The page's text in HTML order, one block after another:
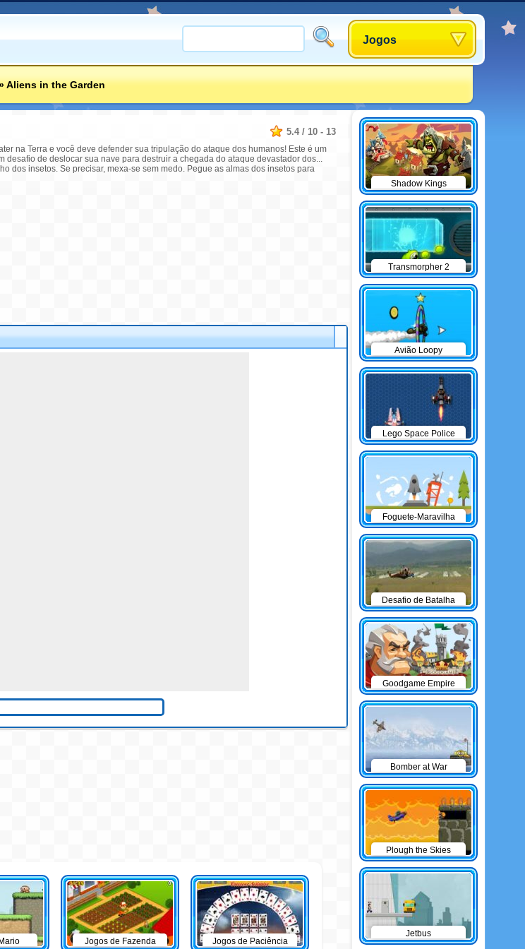
Jogos
Aliens in the Garden
5.4 / 10 - 13
na Terra e você deve defender sua tripulação do ataque dos humanos! Este é um
desafio de deslocar sua nave para destruir a chegada do ataque devastador dos...
dos insetos. Se precisar, mexa-se sem medo. Pegue as almas dos insetos para
Jogos de Fazenda Jogos de Paciência
Shadow Kings
Transmorpher 2
Avião Loopy
Lego Space Police
Foguete-Maravilha
Desafio de Batalha
Goodgame Empire
Bomber at War
Plough the Skies
Jetbus